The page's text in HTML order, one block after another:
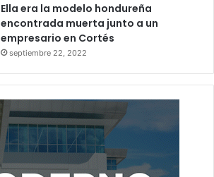
Ella era la modelo hondureña
encontrada muerta junto a un
empresario en Cortés
septiembre 22, 2022